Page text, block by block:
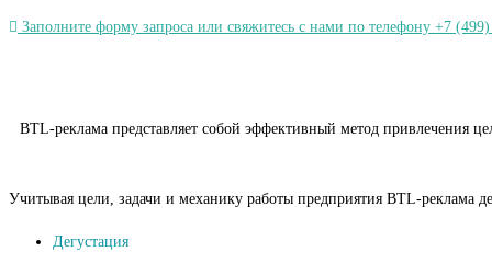
Заполните форму запроса или свяжитесь с нами по телефону +7
BTL-реклама представляет собой эффективный метод привлечения
Учитывая цели, задачи и механику работы предприятия BTL-реклама
Дегустация